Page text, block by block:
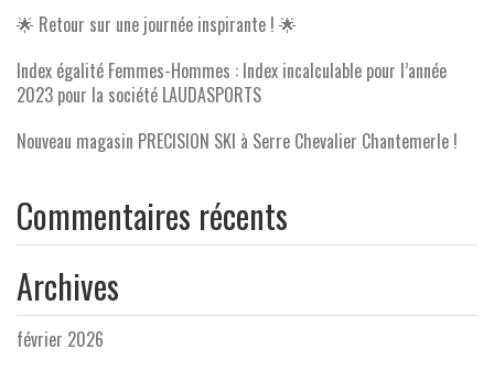
🌟 Retour sur une journée inspirante ! 🌟
Index égalité Femmes-Hommes : Index incalculable pour l’année
2023 pour la société LAUDASPORTS
Nouveau magasin PRECISION SKI à Serre Chevalier Chantemerle !
Commentaires récents
Archives
février 2026